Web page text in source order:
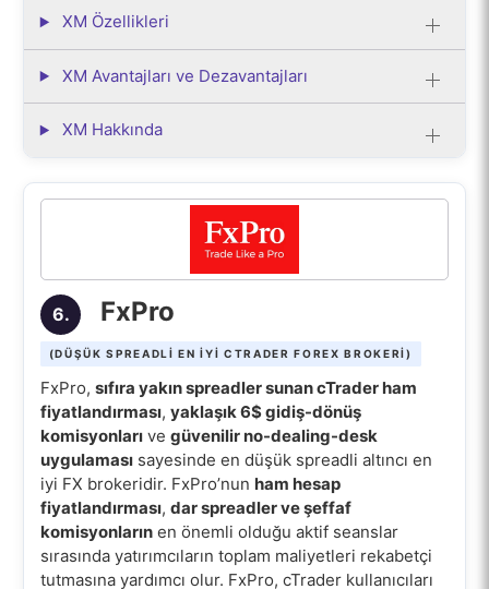
XM Özellikleri
XM Avantajları ve Dezavantajları
XM Hakkında
6. FxPro
(DÜŞÜK SPREADLI EN IYI CTRADER FOREX BROKERI)
FxPro, sıfıra yakın spreadler sunan cTrader ham
fiyatlandırması, yaklaşık 6$ gidiş-dönüş
komisyonlarıve güvenilir no-dealing-desk
uygulamasısayesinde en düşük spreadli altıncı en
iyi FX brokeridir. FxPro’nun ham hesap
fiyatlandırması, dar spreadler ve şeffaf
komisyonlarınen önemli olduğu aktif seanslar
sırasında yatırımcıların toplam maliyetleri rekabetçi
tutmasına yardımcı olur. FxPro, cTrader kullanıcıları